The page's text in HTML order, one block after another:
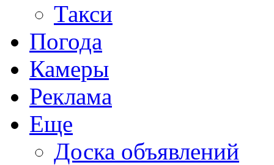
Такси
Погода
Камеры
Реклама
Еще
Доска объявлений